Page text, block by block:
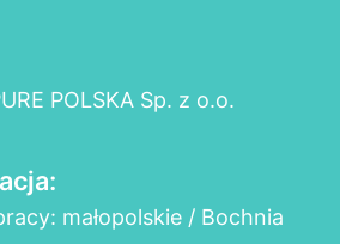
POLSKA Sp. z o.o.
małopolskie / Bochnia